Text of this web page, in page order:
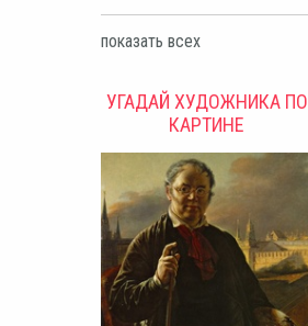
показать всех
УГАДАЙ ХУДОЖНИКА ПО
КАРТИНЕ